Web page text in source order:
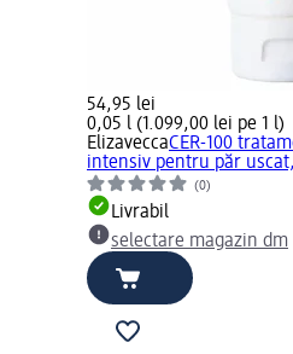
54,95 lei
0,05 l (1.099,00 lei pe 1 l)
ElizaveccaCER-100
intensiv pentru păr
(0)
Livrabil
selectare magazin dm